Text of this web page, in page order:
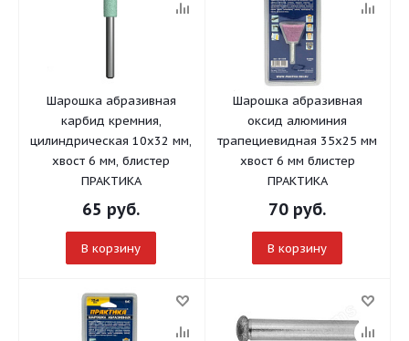
Шарошка абразивная
карбид кремния,
цилиндрическая 10х32 мм,
хвост 6 мм, блистер
ПРАКТИКА
65 руб.
В корзину
Шарошка абразивная
оксид алюминия
трапециевидная 35х25 мм
хвост 6 мм блистер
ПРАКТИКА
70 руб.
В корзину